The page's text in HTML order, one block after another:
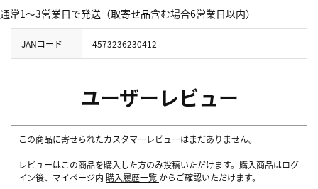
通常1～3営業日で発送（取寄せ品含む場合6営業日以内）
JANコード 4573236230412
ユーザーレビュー
この商品に寄せられたカスタマーレビューはまだありません。
レビューはこの商品を購入した方のみ投稿いただけます。購入商品はログ
イン後、マイページ内 購入履歴一覧 からご確認いただけます。